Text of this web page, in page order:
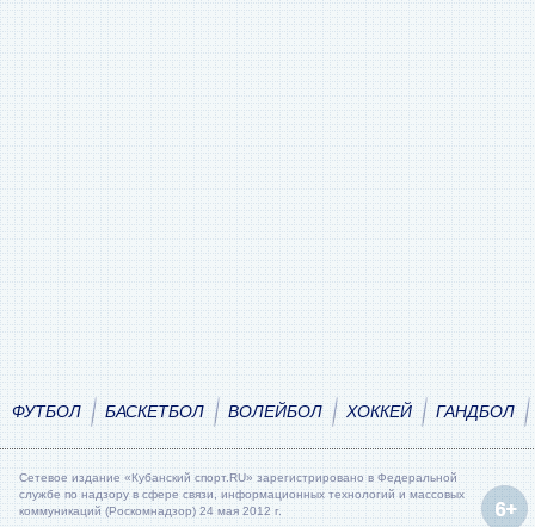
ФУТБОЛ БАСКЕТБОЛ ВОЛЕЙБОЛ ХОККЕЙ ГАНДБОЛ
Сетевое издание «Кубанский спорт.RU» зарегистрировано в Федеральной
службе по надзору в сфере связи, информационных технологий и массовых
коммуникаций (Роскомнадзор) 24 мая 2012 г.